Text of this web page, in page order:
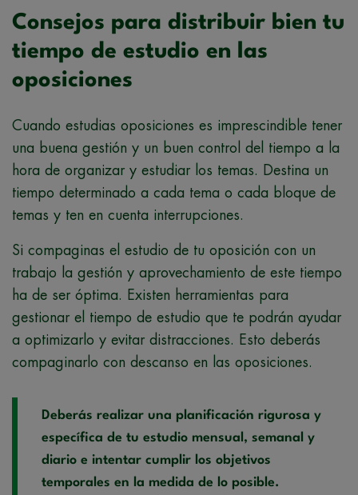
Consejos para distribuir bien tu
tiempo de estudio en las
oposiciones
Cuando estudias oposiciones es imprescindible tener
una buena gestión y un buen control del tiempo a la
hora de organizar y estudiar los temas. Destina un
tiempo determinado a cada tema o cada bloque de
temas y ten en cuenta interrupciones.
Si compaginas el estudio de tu oposición con un
trabajo la gestión y aprovechamiento de este tiempo
ha de ser óptima. Existen herramientas para
gestionar el tiempo de estudio que te podrán ayudar
a optimizarlo y evitar distracciones. Esto deberás
compaginarlo con descanso en las oposiciones.
Deberás realizar una planificación rigurosa y
específica de tu estudio mensual, semanal y
diario e intentar cumplir los objetivos
temporales en la medida de lo posible.